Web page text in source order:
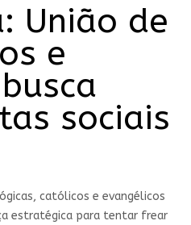
União de
e
sociais
católicos e evangélicos
estratégica para tentar frear